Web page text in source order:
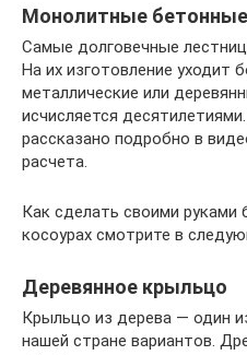
Монолитные
Самые долговечные
На их изготовление уходит
металлические или
исчисляется
рассказано подробно в
расчета.
Как сделать своими руками
косоурах смотрите в
Деревянное крыльцо
Крыльцо из дерева — один
нашей стране вариантов.